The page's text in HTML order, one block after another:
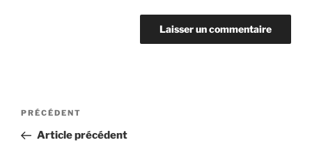
PRÉCÉDENT
Article précédent